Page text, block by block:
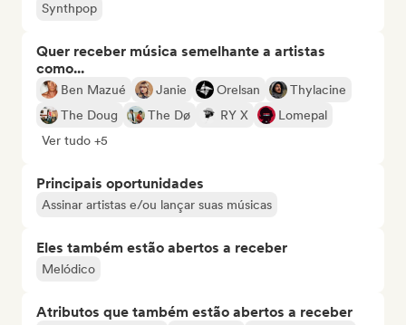
Synthpop
Quer receber música semelhante a artistas
como...
Ben Mazué Janie Orelsan
Thylacine
The Doug
The Dø RY X
Lomepal
Ver tudo +5
Principais oportunidades
Assinar artistas e/ou lançar suas músicas
Eles também estão abertos a receber
Melódico
Atributos que também estão abertos a receber